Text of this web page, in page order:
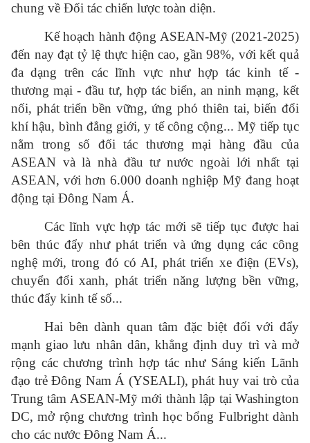
chung về Đối tác chiến lược toàn diện.
Kế hoạch hành động ASEAN-Mỹ (2021-2025)
đến nay đạt tỷ lệ thực hiện cao, gần 98%, với kết quả
đa dạng trên các lĩnh vực như hợp tác kinh tế -
thương mại - đầu tư, hợp tác biển, an ninh mạng, kết
nối, phát triển bền vững, ứng phó thiên tai, biến đổi
khí hậu, bình đẳng giới, y tế công cộng... Mỹ tiếp tục
nằm trong số đối tác thương mại hàng đầu của
ASEAN và là nhà đầu tư nước ngoài lới nhất tại
ASEAN, với hơn 6.000 doanh nghiệp Mỹ đang hoạt
động tại Đông Nam Á.
Các lĩnh vực hợp tác mới sẽ tiếp tục được hai
bên thúc đẩy như phát triển và ứng dụng các công
nghệ mới, trong đó có AI, phát triển xe điện (EVs),
chuyển đổi xanh, phát triển năng lượng bền vững,
thúc đẩy kinh tế số...
Hai bên dành quan tâm đặc biệt đối với đẩy
mạnh giao lưu nhân dân, khẳng định duy trì và mở
rộng các chương trình hợp tác như Sáng kiến Lãnh
đạo trẻ Đông Nam Á (YSEALI), phát huy vai trò của
Trung tâm ASEAN-Mỹ mới thành lập tại Washington
DC, mở rộng chương trình học bổng Fulbright dành
cho các nước Đông Nam Á...